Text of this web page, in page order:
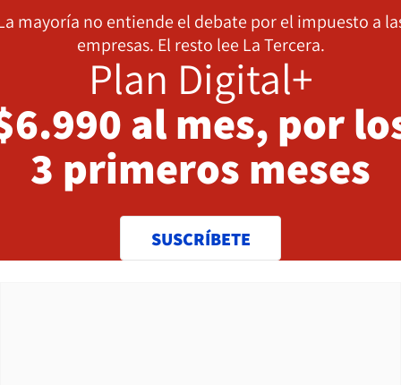
mayoría no entiende el debate por el impuesto a
empresas. El resto lee La Tercera.
Plan Digital+
al mes, por
3 primeros meses
SUSCRÍBETE